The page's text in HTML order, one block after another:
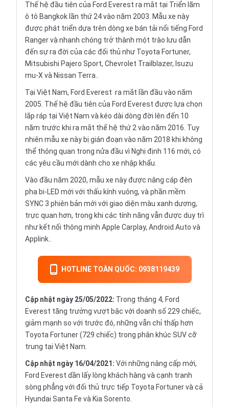
Thế hệ đầu tiên của Ford Everest ra mắt tại Triển lãm
ô tô Bangkok lần thứ 24 vào năm 2003. Mẫu xe này
được phát triển dựa trên dòng xe bán tải nổi tiếng Ford
Ranger và nhanh chóng trở thành một trào lưu dẫn
đến sự ra đời của các đối thủ như Toyota Fortuner,
Mitsubishi Pajero Sport, Chevrolet Trailblazer, Isuzu
mu-X và Nissan Terra..
Tại Việt Nam, Ford Everest ra mắt lần đầu vào năm
2005. Thế hệ đầu tiên của Ford Everest được lựa chọn
lắp ráp tại Việt Nam và kéo dài dòng đời lên đến 10
năm trước khi ra mắt thế hệ thứ 2 vào năm 2016. Tuy
nhiên mẫu xe này bị gián đoạn vào năm 2018 khi không
thể thông quan trong nửa đầu vì Nghị định 116 mới, có
các yêu cầu mới dành cho xe nhập khẩu.
Vào đầu năm 2020, mẫu xe này được nâng cáp đèn
pha bi-LED mới với thấu kính vuông, và phần mềm
SYNC 3 phiên bản mới với giao diện màu xanh dương,
trực quan hơn, trong khi các tính năng vẫn được duy trì
như kết nối thông minh Apple Carplay, Android Auto và
Applink..
HOTLINE TOÀN QUỐC: 0938119439
Cập nhật ngày 25/05/2022: Trong tháng 4, Ford
Everest tăng trưởng vượt bậc với doanh số 229 chiếc,
giảm mạnh so với trước đó, những vẫn chỉ thấp hơn
Toyota Fortuner (729 chiếc) trong phân khúc SUV cỡ
trung tại Việt Nam.
Cập nhật ngày 16/04/2021: Với những nâng cấp mới,
Ford Everest dần lấy lòng khách hàng và cạnh tranh
sòng phẳng với đối thủ trực tiếp Toyota Fortuner và cả
Hyundai Santa Fe và Kia Sorento.